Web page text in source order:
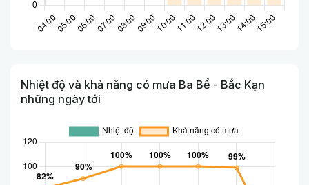
Nhiệt độ và khả năng có mưa Ba Bể - Bắc Kạn
những ngày tới